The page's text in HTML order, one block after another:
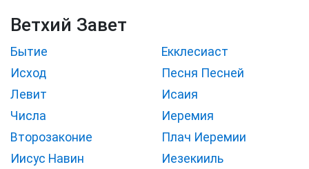
Ветхий Завет
Бытие
Исход
Левит
Числа
Второзаконие
Иисус Навин
Екклесиаст
Песня Песней
Исаия
Иеремия
Плач Иеремии
Иезекииль